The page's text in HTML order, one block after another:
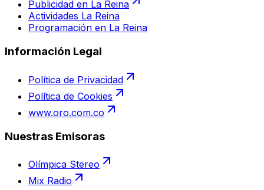
Publicidad en La Reina
Actividades La Reina
Programación en La Reina
Información Legal
Política de Privacidad
Política de Cookies
www.oro.com.co
Nuestras Emisoras
Olímpica Stereo
Mix Radio